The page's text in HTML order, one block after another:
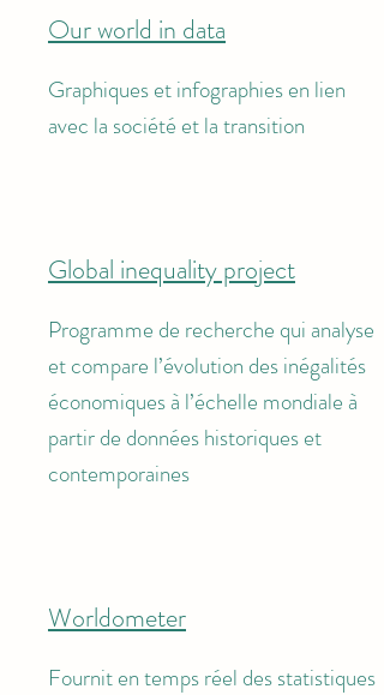
Our world in data
Graphiques et infographies en lien
avec la société et la transition
Global inequality project
Programme de recherche qui analyse
et compare l’évolution des inégalités
économiques à l’échelle mondiale à
partir de données historiques et
contemporaines
Worldometer
Fournit en temps réel des statistiques